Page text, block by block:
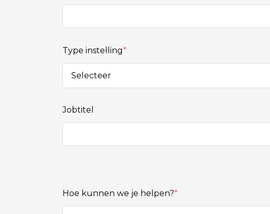
Type instelling*
Jobtitel
Hoe kunnen we je helpen?*